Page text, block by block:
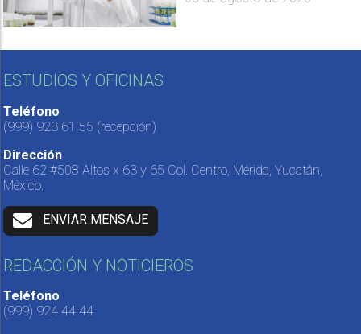
ESTUDIOS Y OFICINAS
Teléfono
(999) 923 61 55 (recepción)
Dirección
Calle 62 #508 Altos x 63 y 65 Col. Centro, Mérida, Yucatán,
México.
ENVIAR MENSAJE
REDACCIÓN Y NOTICIEROS
Teléfono
(999) 924 44 44